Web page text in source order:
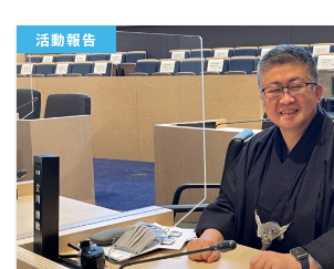
活動報告
READ MORE